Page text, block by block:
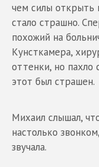
чем силы открыть
стало страшно.
похожий на
Кунсткамера,
оттенки, но пахло
этот был страшен.
Михаил слышал,
настолько
звучала.